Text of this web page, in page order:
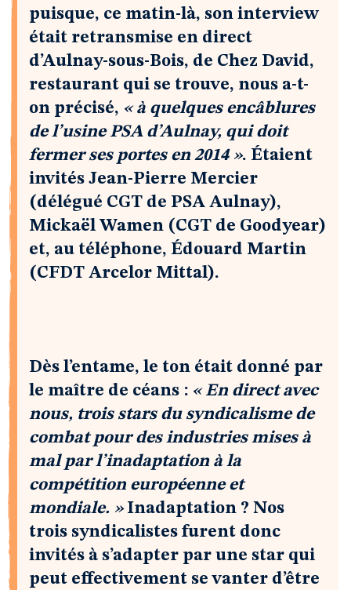
puisque, ce matin-là, son interview
était retransmise en direct
d’Aulnay-sous-Bois, de Chez David,
restaurant qui se trouve, nous a-t-
on précisé, « à quelques encâblures
de l’usine PSA d’Aulnay, qui doit
fermer ses portes en 2014 ». Étaient
invités Jean-Pierre Mercier
(délégué CGT de PSA Aulnay),
Mickaël Wamen (CGT de Goodyear)
et, au téléphone, Édouard Martin
(CFDT Arcelor Mittal).
Dès l’entame, le ton était donné par
le maître de céans : « En direct avec
nous, trois stars du syndicalisme de
combat pour des industries mises à
mal par l’inadaptation à la
compétition européenne et
mondiale. »Inadaptation ? Nos
trois syndicalistes furent donc
invités à s’adapter par une star qui
peut effectivement se vanter d’être